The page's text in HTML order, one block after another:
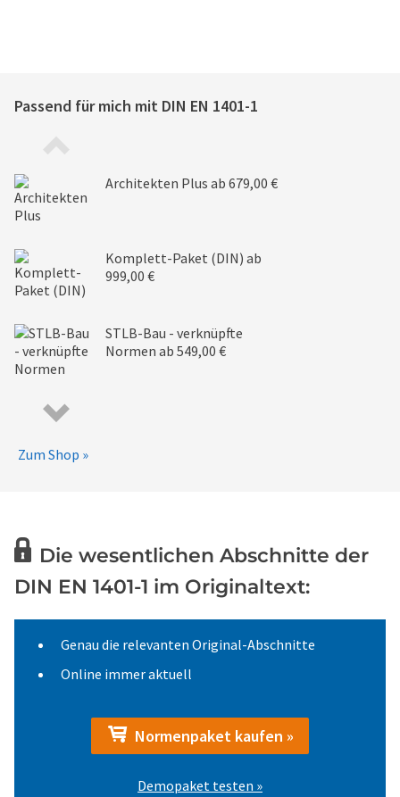
Passend für mich mit DIN EN 1401-1
Architekten Plus ab 679,00 €
Komplett-Paket (DIN) ab
999,00 €
STLB-Bau - verknüpfte
Normen ab 549,00 €
Zum Shop »
Die wesentlichen Abschnitte der
DIN EN 1401-1 im Originaltext:
Genau die relevanten Original-Abschnitte
Online immer aktuell
Normenpaket kaufen »
Demopaket testen »